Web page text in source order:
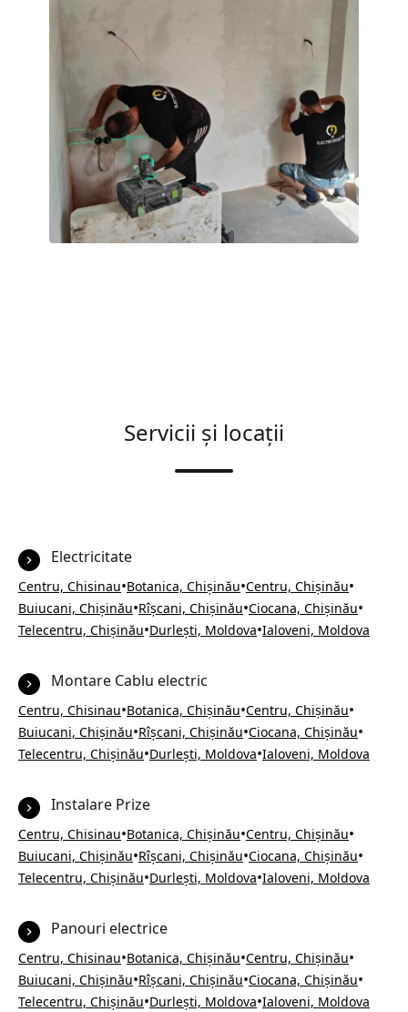
Servicii și locații
Electricitate
Centru, Chisinau•Botanica, Chișinău•Centru, Chișinău•
Buiucani, Chișinău•Rîșcani, Chișinău•Ciocana, Chișinău•
Telecentru, Chișinău•Durlești, Moldova•Ialoveni, Moldova
Montare Cablu electric
Centru, Chisinau•Botanica, Chișinău•Centru, Chișinău•
Buiucani, Chișinău•Rîșcani, Chișinău•Ciocana, Chișinău•
Telecentru, Chișinău•Durlești, Moldova•Ialoveni, Moldova
Instalare Prize
Centru, Chisinau•Botanica, Chișinău•Centru, Chișinău•
Buiucani, Chișinău•Rîșcani, Chișinău•Ciocana, Chișinău•
Telecentru, Chișinău•Durlești, Moldova•Ialoveni, Moldova
Panouri electrice
Centru, Chisinau•Botanica, Chișinău•Centru, Chișinău•
Buiucani, Chișinău•Rîșcani, Chișinău•Ciocana, Chișinău•
Telecentru, Chișinău•Durlești, Moldova•Ialoveni, Moldova